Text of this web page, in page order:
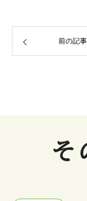
前の記事
そ